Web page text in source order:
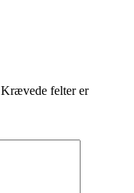
Krævede felter er